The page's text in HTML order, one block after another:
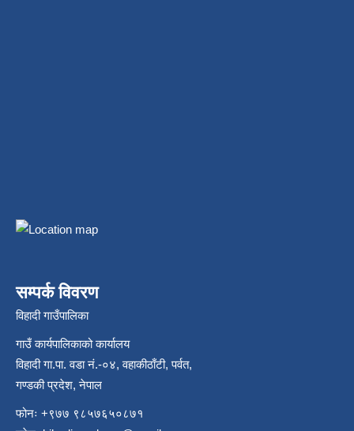
सम्पर्क विवरण
विहादी गाउँपालिका
गाउँ कार्यपालिकाको कार्यालय
विहादी गा.पा. वडा नं.-०४, वहाकीठाँटी, पर्वत,
गण्डकी प्रदेश, नेपाल
फोनः +९७७ ९८५७६५०८७१